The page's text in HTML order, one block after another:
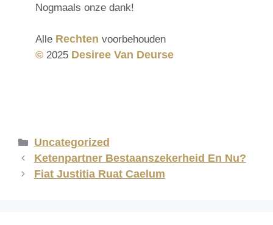
Nogmaals onze dank!
Alle Rechten voorbehouden
© 2025 Desiree Van Deurse
Uncategorized
Ketenpartner Bestaanszekerheid En Nu?
Fiat Justitia Ruat Caelum